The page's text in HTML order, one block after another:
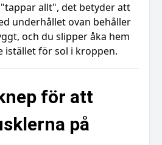
allt", det betyder att
underhållet ovan behåller
och du slipper åka hem
istället för sol i kroppen.
för att
på